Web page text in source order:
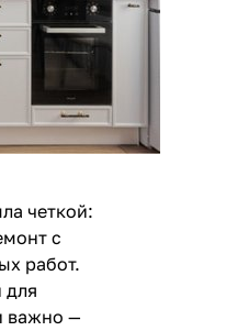
четкой:
с
работ.
для
важно —